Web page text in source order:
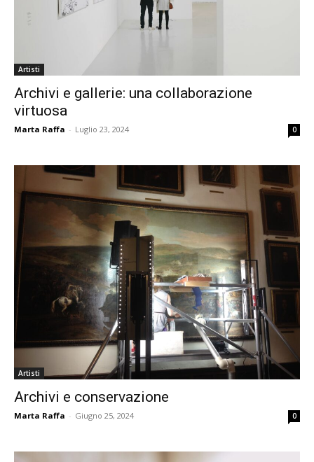
Artisti
Archivi e gallerie: una collaborazione
virtuosa
Marta Raffa - Luglio 23, 2024 0
Artisti
Archivi e conservazione
Marta Raffa - Giugno 25, 2024 0